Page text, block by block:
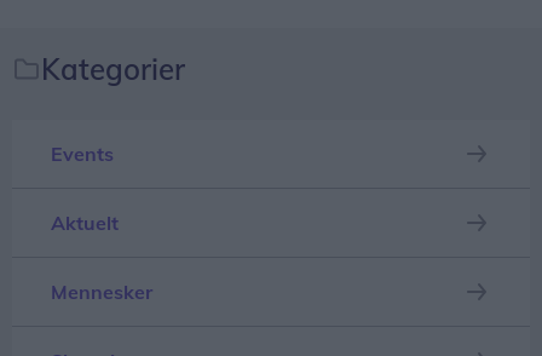
ikke at gå på stand by, hvilket fire voksne herrer
Kategorier
Events
Aktuelt
Mennesker